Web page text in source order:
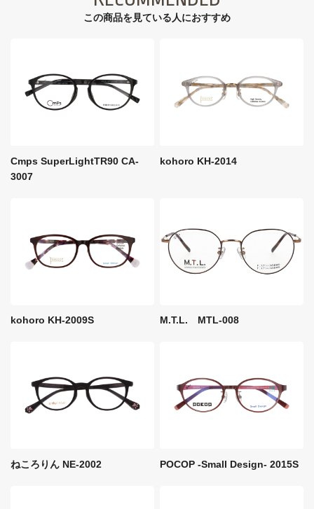
この商品を見ている⼈におすすめ
Cmps SuperLightTR90 CA-
3007
kohoro KH-2014
kohoro KH-2009S M.T.L. MTL-008
ねころりん NE-2002 POCOP -Small Design- 2015S